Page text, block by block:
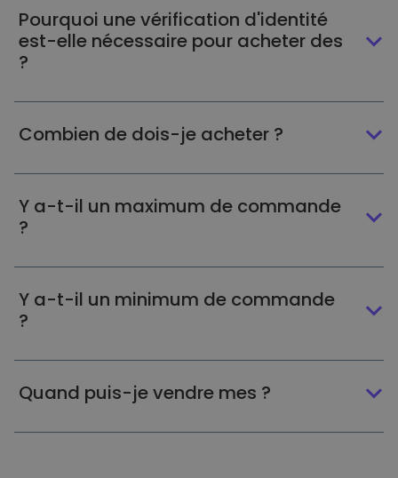
Pourquoi une vérification d'identité
est-elle nécessaire pour acheter des
?
Combien de dois-je acheter ?
Y a-t-il un maximum de commande
?
Y a-t-il un minimum de commande
?
Quand puis-je vendre mes ?